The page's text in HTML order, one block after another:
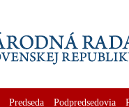
Predseda Podpredsedovia